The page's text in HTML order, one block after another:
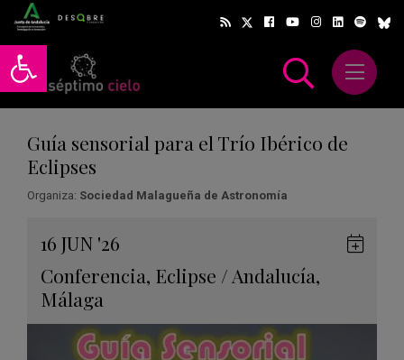
Abrir barra de herramientas
Abrir
Guía sensorial para el Trío Ibérico de
Eclipses
Organiza: Sociedad Malagueña de Astronomía
16 JUN '26
Conferencia, Eclipse / Andalucía,
Málaga